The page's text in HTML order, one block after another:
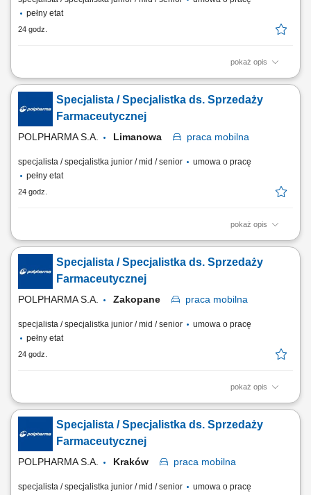
pełny etat
24 godz.
pokaż opis
Zakres obowiązków: Promowanie produktów z portfolio firmy w
środowisku medycznym. Budowanie i utrzymywanie długofalowych
relacji z lekarzami na powierzonym terenie. Reprezentowanie
organizacji podczas spotkań branżowych, konferencji i wydarzeń
naukowych. Realizacja założonych celów...
Specjalista / Specjalistka ds. Sprzedaży
Farmaceutycznej
POLPHARMA S.A. Limanowa praca mobilna
specjalista / specjalistka junior / mid / senior
umowa o pracę
pełny etat
24 godz.
pokaż opis
Zakres obowiązków: Promowanie produktów z portfolio firmy w
środowisku medycznym. Budowanie i utrzymywanie długofalowych
relacji z lekarzami na powierzonym terenie. Reprezentowanie
organizacji podczas spotkań branżowych, konferencji i wydarzeń
naukowych. Realizacja założonych celów...
Specjalista / Specjalistka ds. Sprzedaży
Farmaceutycznej
POLPHARMA S.A. Zakopane praca mobilna
specjalista / specjalistka junior / mid / senior
umowa o pracę
pełny etat
24 godz.
pokaż opis
Zakres obowiązków: Promowanie produktów z portfolio firmy w
środowisku medycznym. Budowanie i utrzymywanie długofalowych
relacji z lekarzami na powierzonym terenie. Reprezentowanie
organizacji podczas spotkań branżowych, konferencji i wydarzeń
naukowych. Realizacja założonych celów...
Specjalista / Specjalistka ds. Sprzedaży
Farmaceutycznej
POLPHARMA S.A. Kraków praca mobilna
specjalista / specjalistka junior / mid / senior
umowa o pracę